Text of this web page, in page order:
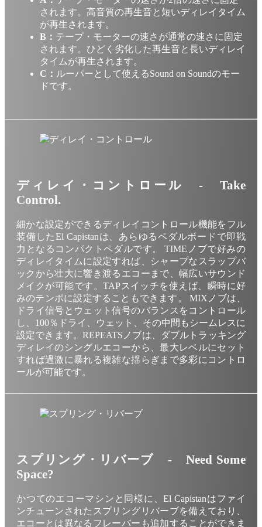
されます。高音質の再生音と短いディレイタイム
が再生されます。
B： テープ・モーターの速さが通常の速さに固定
されます。ひどく劣化した再生音と長いディレイ
タイムが再生されます。
C： ルーパーとして使えるSound on Soundのモー
ドです。
ディレイ・コントロール - Take
Control.
細かな設定ができるディレイコントロール機能をフル
装備したEl Capistanは、あらゆるペダルボードで即戦
力となるコンパクトペダルです。 TIMEノブで好みの
ディレイタイムに設定すれば、シャープなスラップバ
ックから壮大に響き渡るエコーまで、幅広いサウンド
メイクが可能です。TAPスイッチを使えば、瞬時に好
みのテンポに設定することもできます。 MIXノブは、
ドライ信号とウェット信号のバランスをコントロール
し、100％ドライ、ウェット、その中間もシームレスに
設定できます。REPEATSノブは、ダブルトラッキング
ディレイのシングルエコーから、最大レベルにセット
すれば過激に暴れる複雑な揺らぎまで多彩にコントロ
ールが可能です。
スプリング・リバーブ - Need Some
Space?
かつてのエコーマシンと同様に、El Capistanはファイ
ンチューンされたスプリングリバーブを備えており、
エコーとは異なるフレーバーも追加することができま